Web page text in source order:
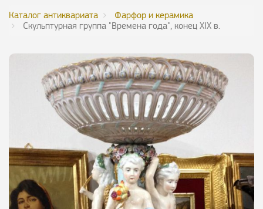
Каталог антиквариата
Фарфор и керамика
Скульптурная группа "Времена года", конец XIX в.